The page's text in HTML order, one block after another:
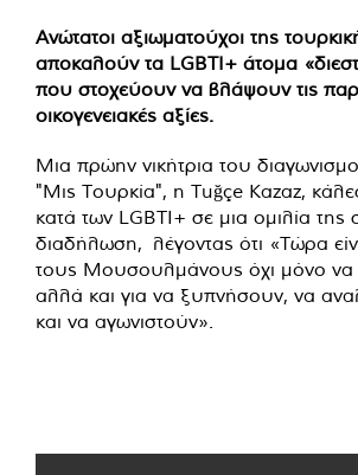
Ανώτατοι αξιωματούχοι της
αποκαλούν τα LGBTI+ άτομα
που στοχεύουν να βλάψουν τις
οικογενειακές αξίες.
Μια πρώην νικήτρια του
"Μις Τουρκία", η Tuğçe Kazaz,
κατά των LGBTI+ σε μια ομιλία της
διαδήλωση, λέγοντας ότι «Τώρα
τους Μουσουλμάνους όχι μόνο να
αλλά και για να ξυπνήσουν, να
και να αγωνιστούν».